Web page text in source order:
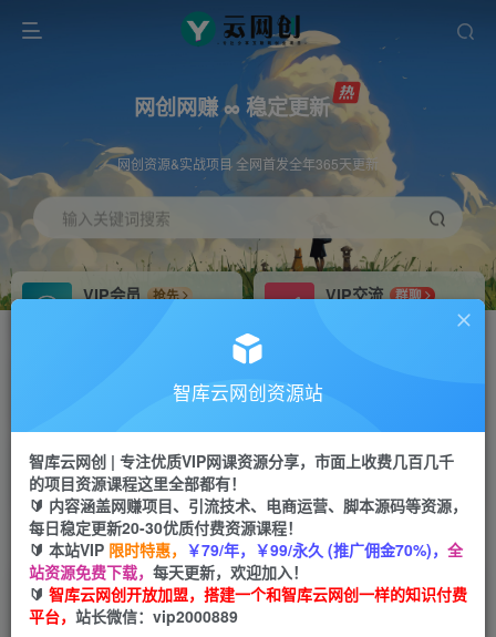
网创网赚 ∞ 稳定更新
网创资源&实战项目 全网首发全年365天更新
输入关键词搜索
VIP会员
抢先
VIP交流
群聊
研究探讨更多创业项目路子。
会员专属推广链接
网赚网创 项目
365天稳定跟新
APP下载
GO
首页 创业课程 会员免费 正文
宝哥视频号无货源带货视频月入3w，详细复盘拆
解
智库云网创资源站
智库云网创 | 专注优质VIP网课资源分享，市面上收费几百几千
的项目资源课程这里全部都有！
🔰 内容涵盖网赚项目、引流技术、电商运营、脚本源码等资源，
每日稳定更新20-30优质付费资源课程！
🔰 本站VIP 限时特惠， ￥79/年，￥99/永久 (推广佣金70%)， 全
站资源免费下载， 每天更新，欢迎加入！
🔰 智库云网创开放加盟，搭建一个和智库云网创一样的知识付费
平台， 站长微信：vip2000889